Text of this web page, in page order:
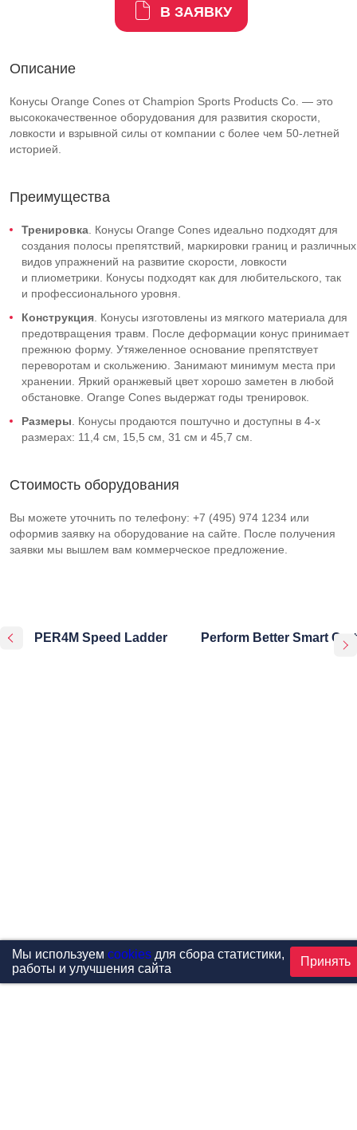
В ЗАЯВКУ
Описание
Конусы Orange Cones от Champion Sports Products Co. — это
высококачественное оборудования для развития скорости,
ловкости и взрывной силы от компании с более чем 50-летней
историей.
Преимущества
Тренировка . Конусы Orange Cones идеально подходят для
создания полосы препятствий, маркировки границ и различных
видов упражнений на развитие скорости, ловкости
и плиометрики. Конусы подходят как для любительского, так
и профессионального уровня.
Конструкция . Конусы изготовлены из мягкого материала для
предотвращения травм. После деформации конус принимает
прежнюю форму. Утяжеленное основание препятствует
переворотам и скольжению. Занимают минимум места при
хранении. Яркий оранжевый цвет хорошо заметен в любой
обстановке. Orange Cones выдержат годы тренировок.
Размеры . Конусы продаются поштучно и доступны в 4-х
размерах: 11,4 см, 15,5 см, 31 см и 45,7 см.
Стоимость оборудования
Вы можете уточнить по телефону: +7 (495) 974 1234 или
оформив заявку на оборудование на сайте. После получения
заявки мы вышлем вам коммерческое предложение.
PER4M Speed Ladder Perform Better Smart Cart
Мы используем cookiesдля сбора статистики,
работы и улучшения сайта
Принять